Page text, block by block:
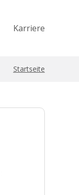
Karriere
Startseite